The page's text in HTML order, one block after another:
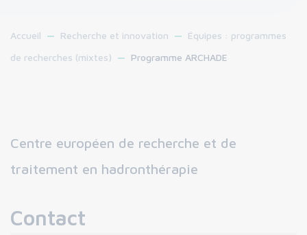
Accueil Recherche et innovation
Équipes : programmes
de recherches (mixtes)
Programme ARCHADE
Centre européen de recherche et de
traitement en hadronthérapie
Contact